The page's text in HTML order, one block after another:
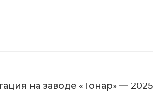
на заводе «Тонар» — 2025